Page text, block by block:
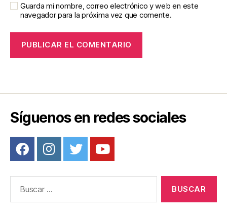
Guarda mi nombre, correo electrónico y web en este
navegador para la próxima vez que comente.
Síguenos en redes sociales